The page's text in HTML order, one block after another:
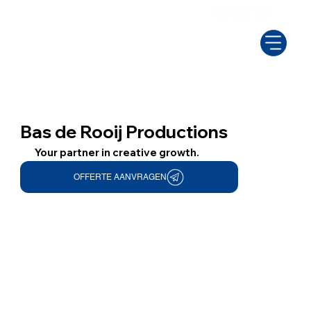
Bas de Rooij Productions
Your partner in creative growth.
OFFERTE AANVRAGEN